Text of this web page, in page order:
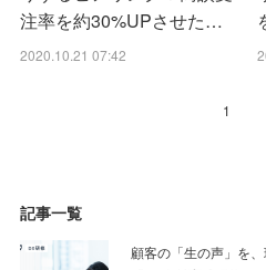
注率を約30%UPさせた…
2020.10.21 07:42
1
記事一覧
顧客の「生の声」を